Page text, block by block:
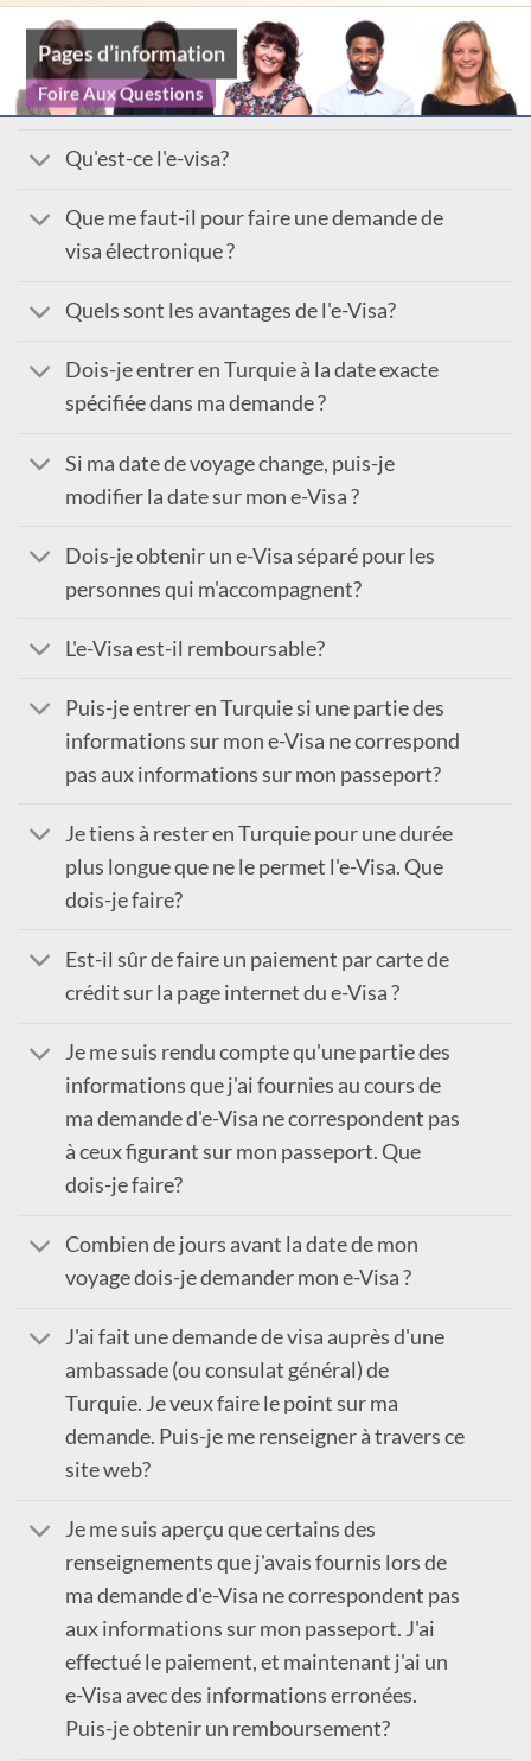
Pages d’information
Foire Aux Questions
Qu'est-ce l'e-visa?
Que me faut-il pour faire une demande de
visa électronique ?
Quels sont les avantages de l'e-Visa?
Dois-je entrer en Turquie à la date exacte
spécifiée dans ma demande ?
Si ma date de voyage change, puis-je
modifier la date sur mon e-Visa ?
Dois-je obtenir un e-Visa séparé pour les
personnes qui m'accompagnent?
L'e-Visa est-il remboursable?
Puis-je entrer en Turquie si une partie des
informations sur mon e-Visa ne correspond
pas aux informations sur mon passeport?
Je tiens à rester en Turquie pour une durée
plus longue que ne le permet l'e-Visa. Que
dois-je faire?
Est-il sûr de faire un paiement par carte de
crédit sur la page internet du e-Visa ?
Je me suis rendu compte qu'une partie des
informations que j'ai fournies au cours de
ma demande d'e-Visa ne correspondent pas
à ceux figurant sur mon passeport. Que
dois-je faire?
Combien de jours avant la date de mon
voyage dois-je demander mon e-Visa ?
J'ai fait une demande de visa auprès d'une
ambassade (ou consulat général) de
Turquie. Je veux faire le point sur ma
demande. Puis-je me renseigner à travers ce
site web?
Je me suis aperçu que certains des
renseignements que j'avais fournis lors de
ma demande d'e-Visa ne correspondent pas
aux informations sur mon passeport. J'ai
effectué le paiement, et maintenant j'ai un
e-Visa avec des informations erronées.
Puis-je obtenir un remboursement?